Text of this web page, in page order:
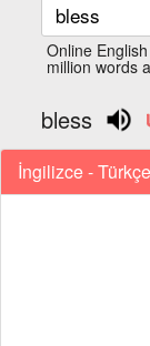
Online
million words
bless
İngilizce - Türkçe